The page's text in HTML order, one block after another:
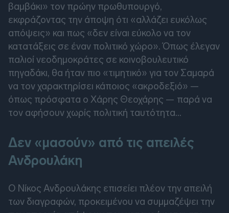
βαμβάκι» τον πρώην πρωθυπουργό,
εκφράζοντας την άποψη ότι «αλλάζει ευκόλως
απόψεις» και πως «δεν είναι εύκολο να τον
κατατάξεις σε έναν πολιτικό χώρο». Όπως έλεγαν
παλιοί νεοδημοκράτες σε κοινοβουλευτικό
πηγαδάκι, θα ήταν πιο «τιμητικό» για τον Σαμαρά
να τον χαρακτηρίσει κάποιος «ακροδεξιό» —
όπως πρόσφατα ο Χάρης Θεοχάρης — παρά να
τον αφήσουν χωρίς πολιτική ταυτότητα...
Δεν «μασούν» από τις απειλές
Ανδρουλάκη
Ο Νίκος Ανδρουλάκης επισείει πλέον την απειλή
των διαγραφών, προκειμένου να συμμαζέψει την